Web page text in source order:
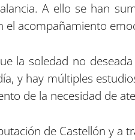
A ello se han
el acompañamiento
la soledad no
y hay múltiples
de la necesidad de
de Castellón y a